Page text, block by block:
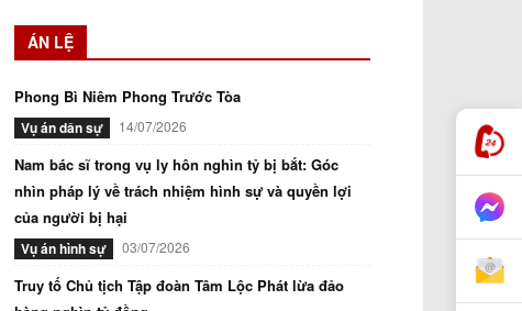
ÁN LỆ
Phong Bì Niêm Phong Trước Tòa
Vụ án dân sự 14/07/2026
Nam bác sĩ trong vụ ly hôn nghìn tỷ bị bắt: Góc
nhìn pháp lý về trách nhiệm hình sự và quyền lợi
của người bị hại
Vụ án hình sự 03/07/2026
Truy tố Chủ tịch Tập đoàn Tâm Lộc Phát lừa đảo